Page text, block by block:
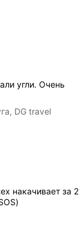
угли. Очень
DG travel
накачивает за 2